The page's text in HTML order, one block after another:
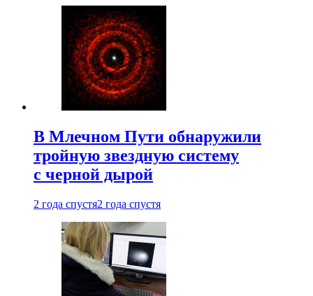
В Млечном Пути обнаружили
тройную звездную систему
с черной дырой
2 года спустя2 года спустя